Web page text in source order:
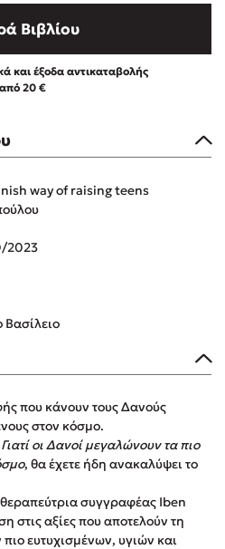
μπροστά, πίσω
Αφήστε τους
way of raising teens
2023
Βιβλίου
και έξοδα αντικαταβολής
από 20 €
που κάνουν τους Δανούς
στον κόσμο.
Γιατί οι Δανοί μεγαλώνουν τα πιο
, θα έχετε ήδη ανακαλύψει το
συγγραφέας Iben
στις αξίες που αποτελούν τη
ευτυχισμένων, υγιών και